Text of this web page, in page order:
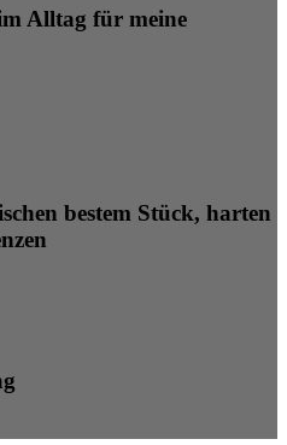
Alltag für meine
bestem Stück, harten